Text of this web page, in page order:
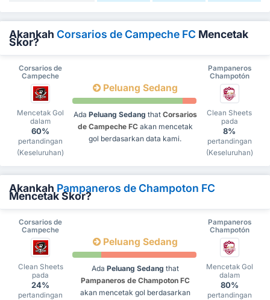
Akankah Corsarios de Campeche FC Mencetak
Skor?
Corsarios de
Campeche
Pampaneros
Champotón
Mencetak Gol
dalam
60%
pertandingan
(Keseluruhan)
Peluang Sedang
Ada Peluang Sedang that Corsarios
de Campeche FCakan mencetak
gol berdasarkan data kami.
Clean Sheets
pada
8%
pertandingan
(Keseluruhan)
Akankah Pampaneros de Champoton FC
Mencetak Skor?
Corsarios de
Campeche
Pampaneros
Champotón
Clean Sheets
pada
24%
pertandingan
Peluang Sedang
Ada Peluang Sedang that
Pampaneros de Champoton FC
akan mencetak gol berdasarkan
Mencetak Gol
dalam
80%
pertandingan